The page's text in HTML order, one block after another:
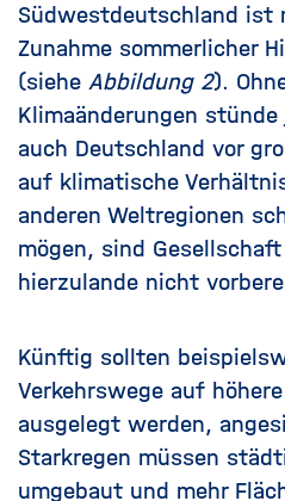
Südwestdeutschland ist
Zunahme sommerlicher
(siehe Abbildung 2).
Klimaänderungen
auch Deutschland vor
auf klimatische
anderen Weltregionen
mögen, sind
hierzulande nicht
Künftig sollten
Verkehrswege auf
ausgelegt werden,
Starkregen müssen
umgebaut und mehr